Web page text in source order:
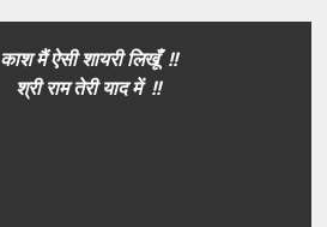
काश मैं ऐसी शायरी लिखूँ !!
श्री राम तेरी याद में !!